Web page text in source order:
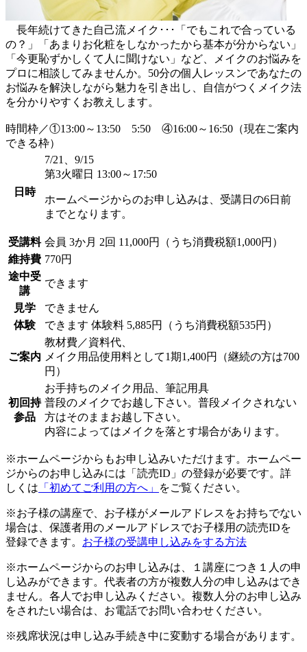
長年続けてきた自己流メイク･･･「でもこれで合っている
の？」「あまりお化粧をしなかったから基本が分からない」
「今更恥ずかしくて人に聞けない」など、メイクのお悩みを
プロに相談してみませんか。50分の個人レッスンであなたの
お悩みを解決しながら魅力を引き出し、自信がつくメイク法
を分かりやすくお教えします。
時間枠／①13:00～13:50 5:50 ④16:00～16:50（現在ご案内
できる枠）
日時
7/21、9/15
第3火曜日 13:00～17:50
ホームページからのお申し込みは、受講日の6日前
までとなります。
受講料 会員 3か月 2回 11,000円（うち消費税額1,000円）
維持費 770円
途中受
講
できます
見学
できません
体験
できます 体験料 5,885円（うち消費税額535円）
ご案内
教材費／資料代、
メイク用品使用料として1期1,400円（継続の方は700
円）
初回持
参品
お手持ちのメイク用品、筆記用具
普段のメイクでお越し下さい。普段メイクされない
方はそのままお越し下さい。
内容によってはメイクを落とす場合があります。
※ホームページからもお申し込みいただけます。ホームペー
ジからのお申し込みには「読売ID」の登録が必要です。詳
しくは 「初めてご利用の方へ」 をご覧ください。
※お子様の講座で、お子様がメールアドレスをお持ちでない
場合は、保護者用のメールアドレスでお子様用の読売IDを
登録できます。 お子様の受講申し込みをする方法
※ホームページからのお申し込みは、１講座につき１人の申
し込みができます。代表者の方が複数人分の申し込みはでき
ません。各人でお申し込みください。複数人分のお申し込み
をされたい場合は、お電話でお問い合わせください。
※残席状況は申し込み手続き中に変動する場合があります。